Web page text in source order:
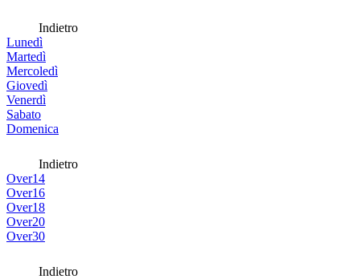
Indietro
Lunedì
Martedì
Mercoledì
Giovedì
Venerdì
Sabato
Domenica
Indietro
Over14
Over16
Over18
Over20
Over30
Indietro